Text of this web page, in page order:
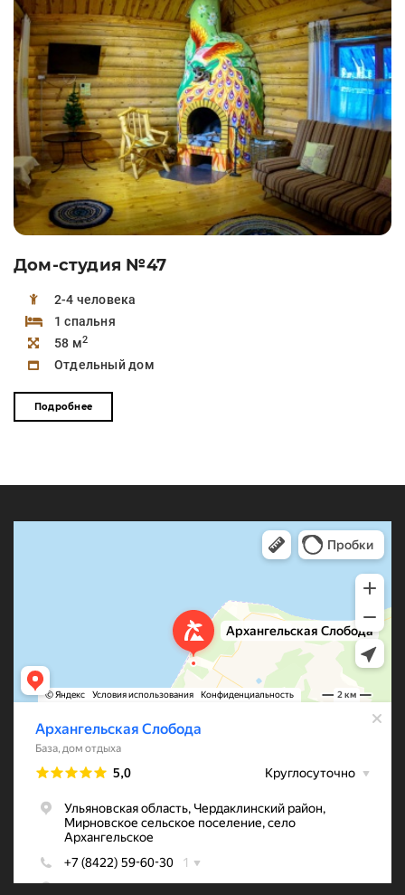
Дом-студия №47
2-4 человека
1 спальня
58 м2
Отдельный дом
Подробнее